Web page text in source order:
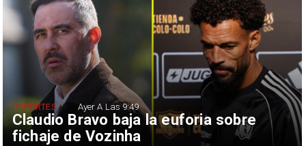
Claudio Bravo baja la euforia sobre
fichaje de Vozinha
DEPORTES Ayer A Las 9:49